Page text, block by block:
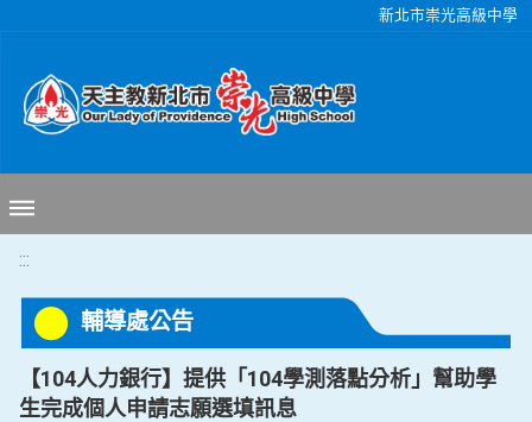
新北市崇光高級中學
:::
輔導處公告
【104人力銀行】提供「104學測落點分析」幫助學
生完成個人申請志願選填訊息